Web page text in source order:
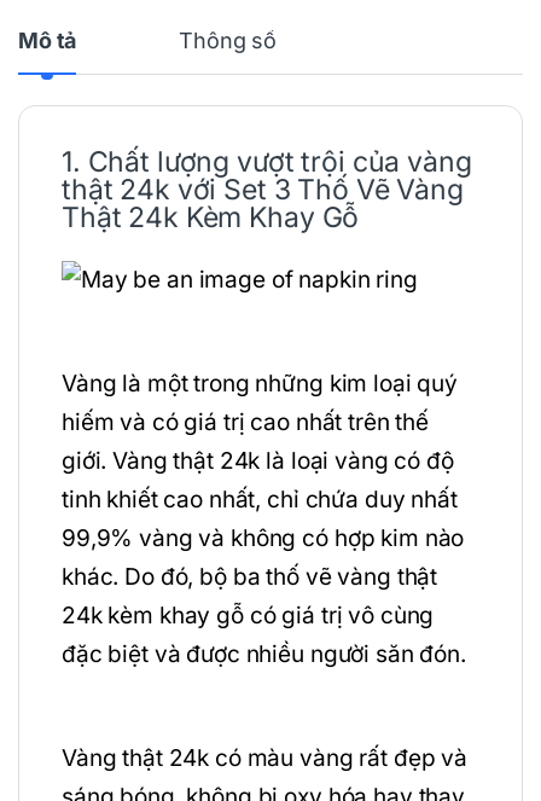
Mô tả Thông số
1. Chất lượng vượt trội của vàng
thật 24k với Set 3 Thố Vẽ Vàng
Thật 24k Kèm KhayGỗ
Vàng là một trong những kim loại quý
hiếm và có giá trị cao nhất trên thế
giới. Vàng thật 24k là loại vàng có độ
tinh khiết cao nhất, chỉ chứa duy nhất
99,9% vàng và không có hợp kim nào
khác. Do đó, bộ ba thố vẽ vàng thật
24k kèm khay gỗ có giá trị vô cùng
đặc biệt và được nhiều người săn đón.
Vàng thật 24k có màu vàng rất đẹp và